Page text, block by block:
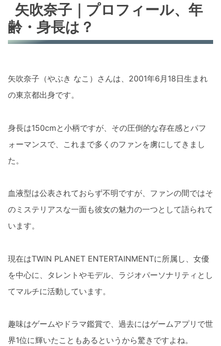
矢吹奈子｜プロフィール、年
齢・身長は？
矢吹奈子（やぶき なこ）さんは、2001年6月18日生まれ
の東京都出身です。
身長は150cmと小柄ですが、その圧倒的な存在感とパフ
ォーマンスで、これまで多くのファンを虜にしてきまし
た。
血液型は公表されておらず不明ですが、ファンの間ではそ
のミステリアスな一面も彼女の魅力の一つとして語られて
います。
現在はTWIN PLANET ENTERTAINMENTに所属し、女優
を中心に、タレントやモデル、ラジオパーソナリティとし
てマルチに活動しています。
趣味はゲームやドラマ鑑賞で、過去にはゲームアプリで世
界1位に輝いたこともあるというから驚きですよね。